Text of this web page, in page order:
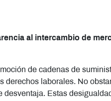
al intercambio de
de cadenas de
derechos laborales. No
Estas